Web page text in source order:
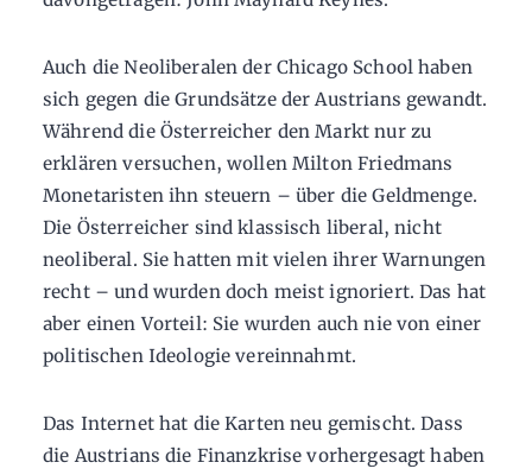
Auch die Neoliberalen der Chicago School haben
sich gegen die Grundsätze der Austrians gewandt.
Während die Österreicher den Markt nur zu
erklären versuchen, wollen Milton Friedmans
Monetaristen ihn steuern – über die Geldmenge.
Die Österreicher sind klassisch liberal, nicht
neoliberal. Sie hatten mit vielen ihrer Warnungen
recht – und wurden doch meist ignoriert. Das hat
aber einen Vorteil: Sie wurden auch nie von einer
politischen Ideologie vereinnahmt.
Das Internet hat die Karten neu gemischt. Dass
die Austrians die Finanzkrise vorhergesagt haben